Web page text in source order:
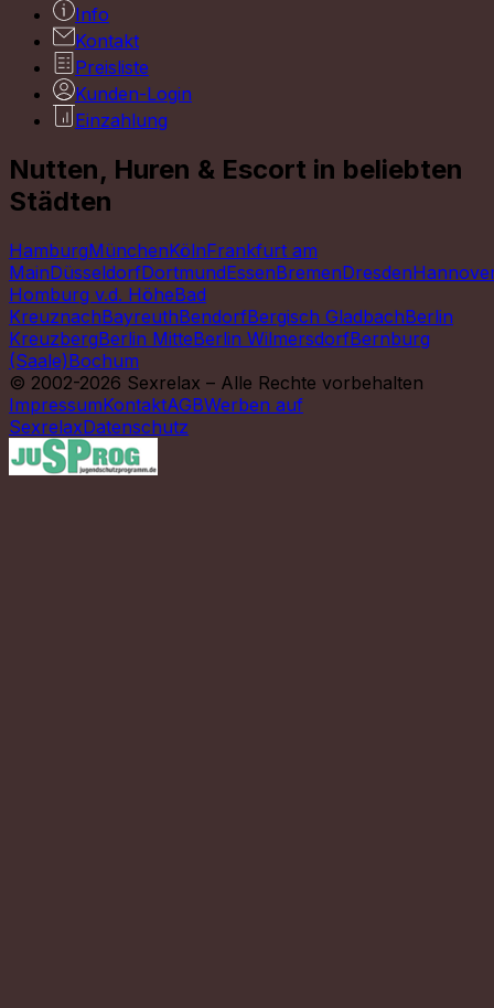
Info
Kontakt
Preisliste
Kunden-Login
Einzahlung
Nutten, Huren & Escort in beliebten
Städten
HamburgMünchenKölnFrankfurt am
MainDüsseldorfDortmundEssenBremenDresden
Homburg v.d. HöheBad
KreuznachBayreuthBendorfBergisch GladbachBerlin
KreuzbergBerlin MitteBerlin WilmersdorfBernburg
(Saale)Bochum
© 2002-2026 Sexrelax – Alle Rechte vorbehalten
ImpressumKontaktAGBWerben auf
SexrelaxDatenschutz